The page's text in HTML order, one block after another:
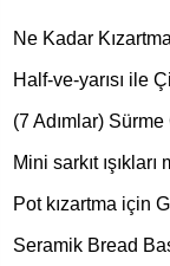
Ne Kadar
Half-ve-yarısı ile
(7 Adımlar)
Mini sarkıt
Pot kızartma için
Seramik Bread